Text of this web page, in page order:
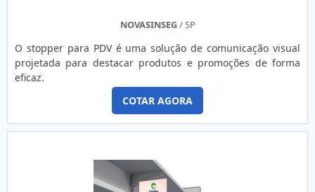
NOVASINSEG/ SP
O stopper para PDV é uma solução de comunicação visual
projetada para destacar produtos e promoções de forma
eficaz.
COTAR AGORA